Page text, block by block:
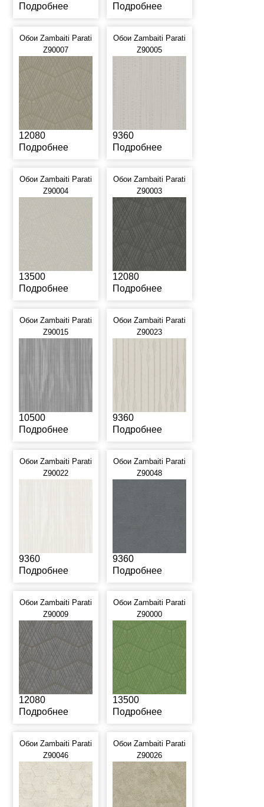
Подробнее
Подробнее
Обои Zambaiti Parati
Z90007
12080
Подробнее
Обои Zambaiti Parati
Z90005
9360
Подробнее
Обои Zambaiti Parati
Z90004
13500
Подробнее
Обои Zambaiti Parati
Z90003
12080
Подробнее
Обои Zambaiti Parati
Z90015
10500
Подробнее
Обои Zambaiti Parati
Z90023
9360
Подробнее
Обои Zambaiti Parati
Z90022
9360
Подробнее
Обои Zambaiti Parati
Z90048
9360
Подробнее
Обои Zambaiti Parati
Z90009
12080
Подробнее
Обои Zambaiti Parati
Z90000
13500
Подробнее
Обои Zambaiti Parati
Z90046
Обои Zambaiti Parati
Z90026